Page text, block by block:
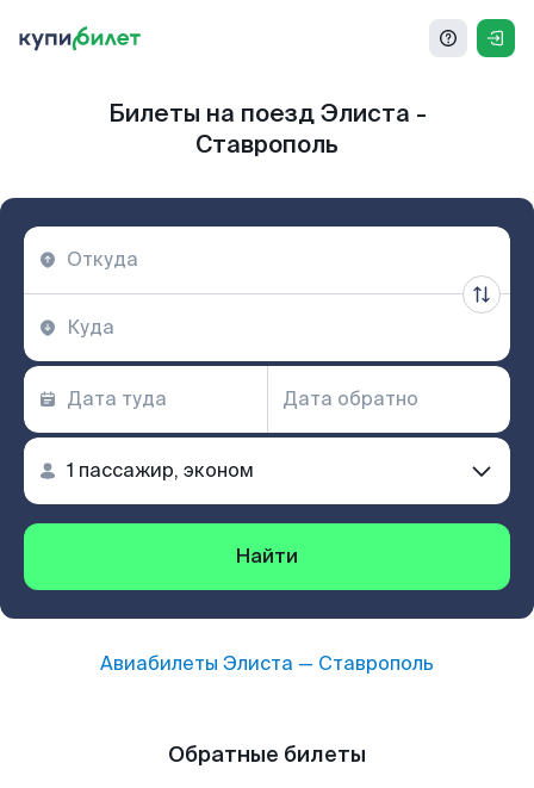
Билеты на поезд Элиста -
Ставрополь
Найти
Авиабилеты Элиста — Ставрополь
Обратные билеты